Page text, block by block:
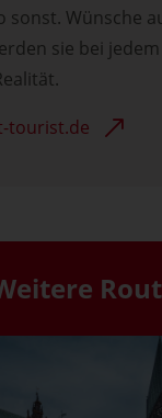
sonst. Wünsche
sie bei jedem
tourist.de